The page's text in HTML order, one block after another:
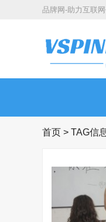
品牌网-助力互联网
首页 > TAG信